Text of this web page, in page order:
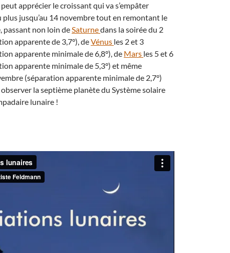
apprécier le croissant qui va s’empâter
plus jusqu’au 14 novembre tout en remontant le
passant non loin deSaturnedans la soirée du 2
apparente de 3,7°), deVénus les 2 et 3
apparente minimale de 6,8°), de Mars les 5 et 6
apparente minimale de 5,3°) et même
(séparation apparente minimale de 2,7°)
observer la septième planète du Système solaire
lunaire !